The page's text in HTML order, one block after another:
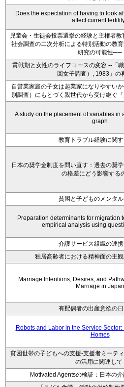
Does the expectation of having to look
affect current
児童会・生徒会投票選挙の経験と主権者
社会調査の二次分析による特別活動の教
研究の可能性──
貫戦期と女性のライフコースの変容 --「
回女子調査）, 1983」の
自営業家庭の子女は起業家になりやすい
別調査）にもとづく親世代から受け継ぐ
A study on the placement of variables in
graph
教育トラブル経験に関
日本の奨学金制度を問い直す：過去の奨
の格差にどう影響する
貧困と子どものメンタ
Preparation determinants for migration
empirical analysis using
介護サービス組織の連
独居高齢者における精神面の主
Marriage Intentions, Desires, and
Marriage in Japan
有配偶者の出産意欲の
Robots and Labor in the Service
Homes
貧困世帯の子どもへの支援-支援者ミーテ
の活用に関連して-
Motivated Agentsの検証：日本の